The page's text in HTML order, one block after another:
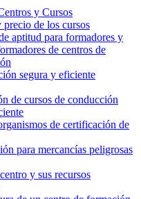
y Cursos
de los cursos
aptitud para formadores y
de centros de
segura y eficiente
de cursos de conducción
de certificación de
para mercancías peligrosas
y sus recursos